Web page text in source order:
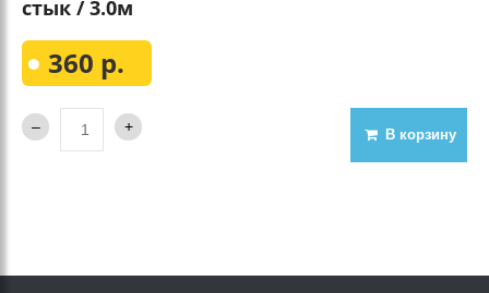
стык / 3.0м
360 р.
В корзину